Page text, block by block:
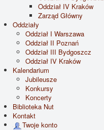
Oddział IV Kraków
Zarząd Główny
Oddziały
Oddział I Warszawa
Oddział II Poznań
Oddział III Bydgoszcz
Oddział IV Kraków
Kalendarium
Jubileusze
Konkursy
Koncerty
Biblioteka Nut
Kontakt
Twoje konto